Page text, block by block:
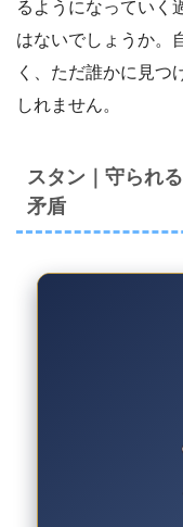
るようになっていく
はないでしょうか。
く、ただ誰かに見つ
しれません。
スタン｜守られ
矛盾